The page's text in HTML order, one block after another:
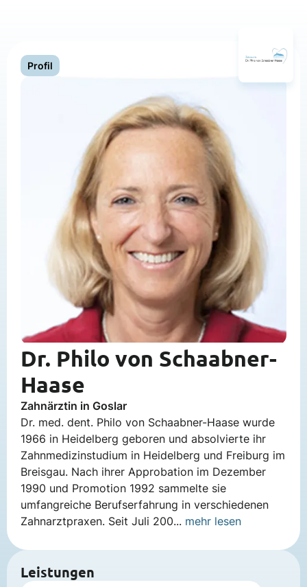
Profil
Dr. Philo von Schaabner-
Haase
Zahnärztin in Goslar
Dr. med. dent. Philo von Schaabner-Haase wurde
1966 in Heidelberg geboren und absolvierte ihr
Zahnmedizinstudium in Heidelberg und Freiburg im
Breisgau. Nach ihrer Approbation im Dezember
1990 und Promotion 1992 sammelte sie
umfangreiche Berufserfahrung in verschiedenen
Zahnarztpraxen. Seit Juli 200... mehr lesen
Leistungen